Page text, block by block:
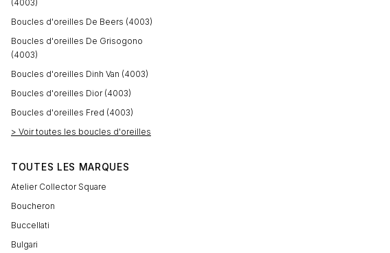
(4003)
Boucles d'oreilles De Beers (4003)
Boucles d'oreilles De Grisogono
(4003)
Boucles d'oreilles Dinh Van (4003)
Boucles d'oreilles Dior (4003)
Boucles d'oreilles Fred (4003)
> Voir toutes les boucles d'oreilles
TOUTES LES MARQUES
Atelier Collector Square
Boucheron
Buccellati
Bulgari